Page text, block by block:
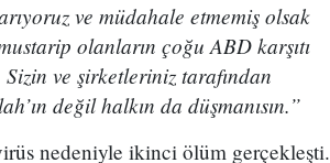
ve müdahale etmemiş olsak
olanların çoğu ABD karşıtı
ve şirketleriniz tarafından
değil halkın da düşmanısın.”
nedeniyle ikinci ölüm gerçekleşti.